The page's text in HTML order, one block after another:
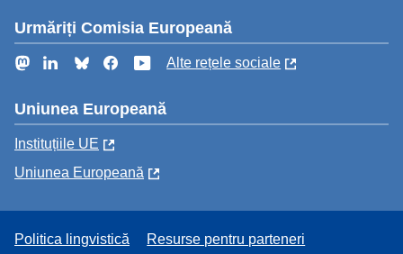
Urmăriți Comisia Europeană
MastodonLinkedInBlueskyFacebookYouTube
Alte rețele sociale
Uniunea Europeană
Instituțiile UE
Uniunea Europeană
Politica lingvistică Resurse pentru parteneri